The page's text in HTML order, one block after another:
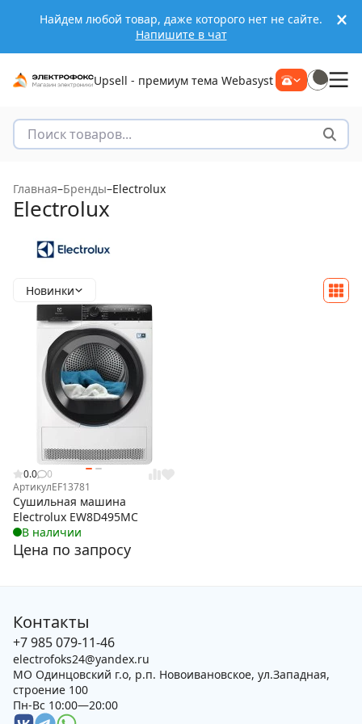
Найдем любой товар, даже которого нет не сайте.
Напишите в чат
Upsell - премиум тема Webasyst
Главная–Бренды–Electrolux
Electrolux
Новинки
0.0
0
АртикулEF13781
Сушильная машина
Electrolux EW8D495MC
В наличии
Цена по запросу
Контакты
+7 985 079-11-46
electrofoks24@yandex.ru
МО Одинцовский г.о, р.п. Новоивановское, ул.Западная,
строение 100
Пн-Вс 10:00—20:00